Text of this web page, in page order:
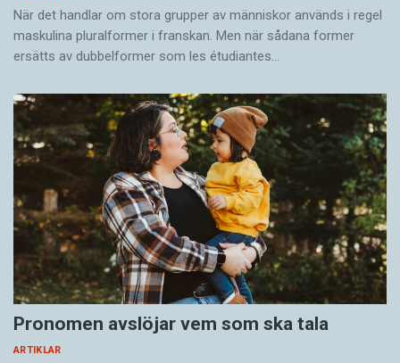
När det handlar om stora grupper av människor används i regel
maskulina pluralformer i franskan. Men när sådana ­former
ersätts av dubbel­former som les étudiantes…
Pronomen avslöjar vem som ska tala
ARTIKLAR